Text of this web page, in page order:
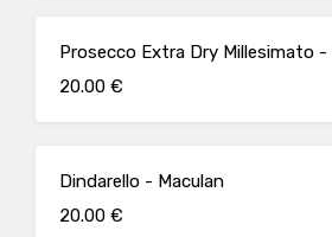
Prosecco Extra Dry Millesimato -
20.00 €
Dindarello - Maculan
20.00 €